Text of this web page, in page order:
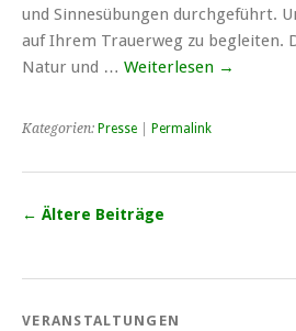
und Sinnesübungen durchgeführt.
auf Ihrem Trauerweg zu begleiten.
Natur und … Weiterlesen →
Kategorien: Presse Permalink
← Ältere Beiträge
VERANSTALTUNGEN